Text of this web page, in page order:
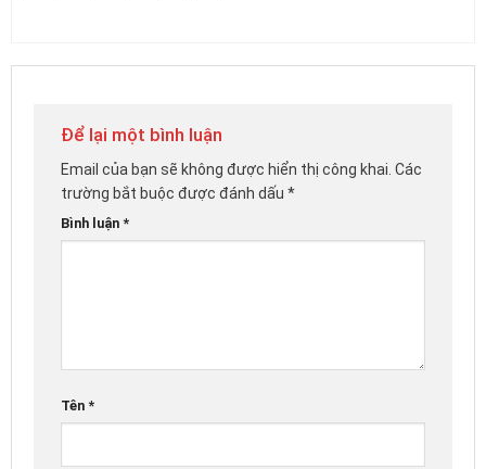
Để lại một bình luận
Email của bạn sẽ không được hiển thị công khai. Các
trường bắt buộc được đánh dấu *
Bình luận *
Tên *